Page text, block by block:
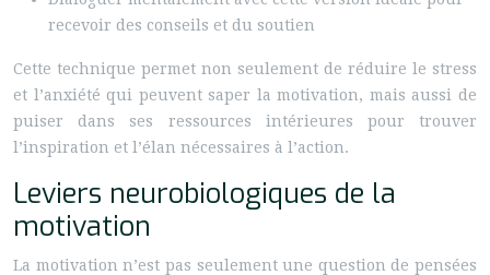
recevoir des conseils et du soutien
Cette technique permet non seulement de réduire le stress
et l’anxiété qui peuvent saper la motivation, mais aussi de
puiser dans ses ressources intérieures pour trouver
l’inspiration et l’élan nécessaires à l’action.
Leviers neurobiologiques de la
motivation
La motivation n’est pas seulement une question de pensées